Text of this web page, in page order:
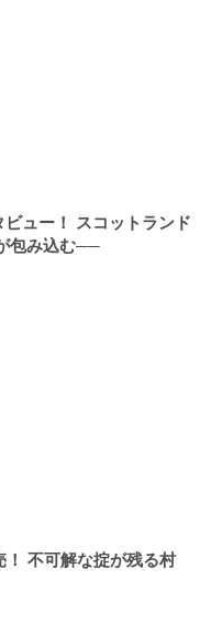
ュー！ スコットランド
包み込む──
！ 不可解な掟が残る村